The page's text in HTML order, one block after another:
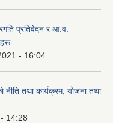
प्रतिवेदन र आ.व.
- 16:04
तथा कार्यक्रम, योजना तथा
14:28